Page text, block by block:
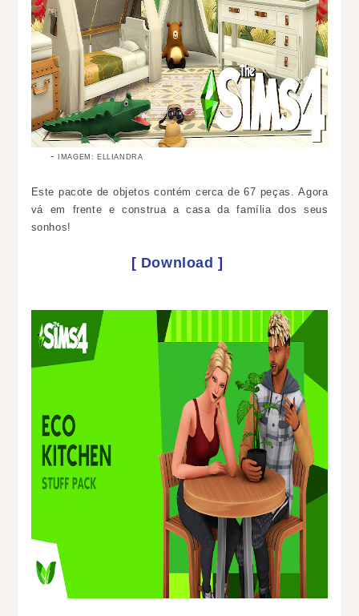
IMAGEM: ELLIANDRA
Este pacote de objetos contém cerca de 67 peças.Agora
vá em frente e construa a casa da família dos seus
sonhos!
[ Download ]